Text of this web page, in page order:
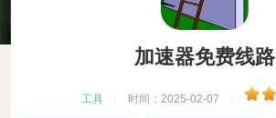
加速器免费线路
工具 时间：2025-02-07